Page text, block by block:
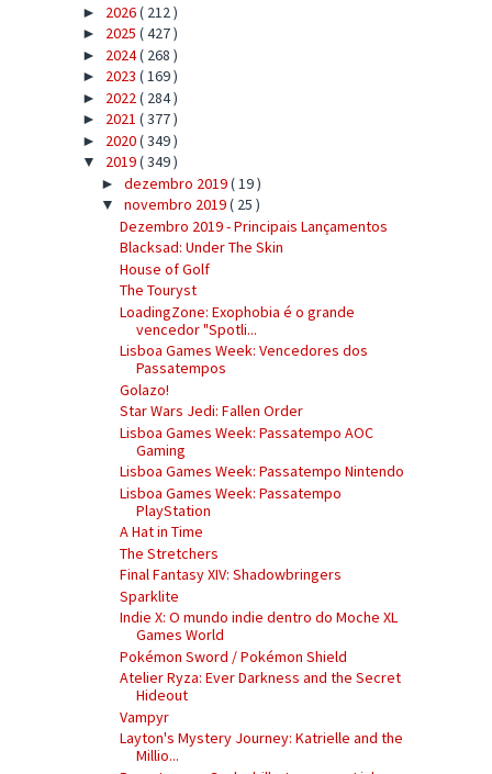
► 2026( 212 )
► 2025 ( 427 )
► 2024( 268 )
► 2023 ( 169 )
► 2022( 284 )
► 2021 ( 377 )
► 2020( 349 )
▼ 2019( 349 )
► dezembro 2019( 19 )
▼ novembro 2019( 25 )
Dezembro 2019 - Principais Lançamentos
Blacksad: Under The Skin
House of Golf
The Touryst
LoadingZone: Exophobia é o grande
vencedor "Spotli...
Lisboa Games Week: Vencedores dos
Passatempos
Golazo!
Star Wars Jedi: Fallen Order
Lisboa Games Week: Passatempo AOC
Gaming
Lisboa Games Week: Passatempo Nintendo
Lisboa Games Week: Passatempo
PlayStation
A Hat in Time
The Stretchers
Final Fantasy XIV: Shadowbringers
Sparklite
Indie X: O mundo indie dentro do Moche XL
Games World
Pokémon Sword / Pokémon Shield
Atelier Ryza: Ever Darkness and the Secret
Hideout
Vampyr
Layton's Mystery Journey: Katrielle and the
Millio...